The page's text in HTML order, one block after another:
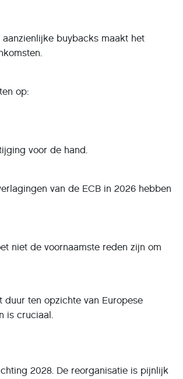
buybacks maakt het
op:
voor de hand.
van de ECB in 2026 hebben
niet de voornaamste reden zijn om
duur ten opzichte van Europese
is cruciaal.
2028. De reorganisatie is pijnlijk